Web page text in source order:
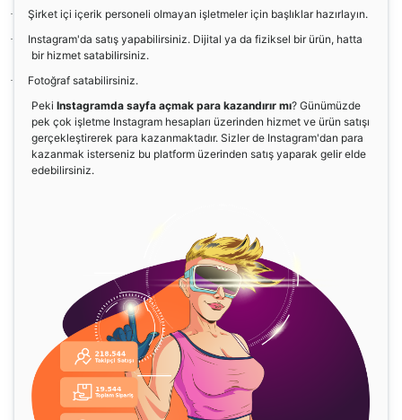
· Şirket içi içerik personeli olmayan işletmeler için başlıklar hazırlayın.
·
Instagram'da satış yapabilirsiniz. Dijital ya da fiziksel bir ürün, hatta
bir hizmet satabilirsiniz.
·
Fotoğraf satabilirsiniz.
Peki Instagramda sayfa açmak para kazandırır mı? Günümüzde
pek çok işletme Instagram hesapları üzerinden hizmet ve ürün satışı
gerçekleştirerek para kazanmaktadır. Sizler de Instagram'dan para
kazanmak isterseniz bu platform üzerinden satış yaparak gelir elde
edebilirsiniz.